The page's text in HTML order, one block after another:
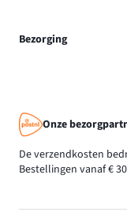
Bezorging
Onze
De verzendkosten
Bestellingen vanaf €